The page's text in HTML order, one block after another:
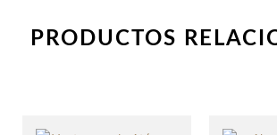
PRODUCTOS